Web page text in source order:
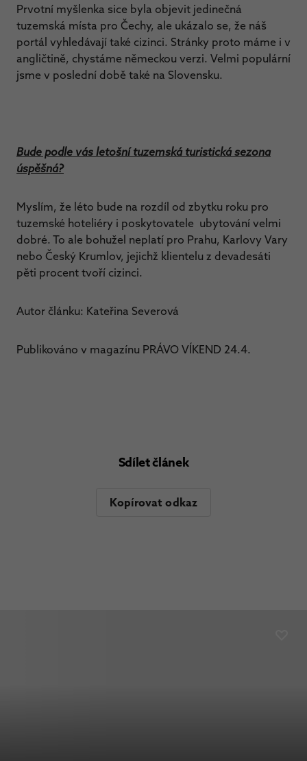
Prvotní myšlenka sice byla objevit jedinečná
tuzemská místa pro Čechy, ale ukázalo se, že náš
portál vyhledávají také cizinci. Stránky proto máme i v
angličtině, chystáme německou verzi. Velmi populární
jsme v poslední době také na Slovensku.
Bude podle vás letošní tuzemská turistická sezona
úspěšná?
Myslím, že léto bude na rozdíl od zbytku roku pro
tuzemské hoteliéry i poskytovatele ubytování velmi
dobré. To ale bohužel neplatí pro Prahu, Karlovy Vary
nebo Český Krumlov, jejichž klientelu z devadesáti
pěti procent tvoří cizinci.
Autor článku: Kateřina Severová
Publikováno v magazínu PRÁVO VÍKEND 24.4.
Sdílet článek
Kopírovat odkaz